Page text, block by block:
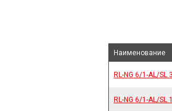
Наименование
RL-NG 6/1-AL/SL
RL-NG 6/1-AL/SL
Наименование
RL-NG 6/1-AL/SL
RL-NG 6/1-AL/SL
Наименование
Наименование